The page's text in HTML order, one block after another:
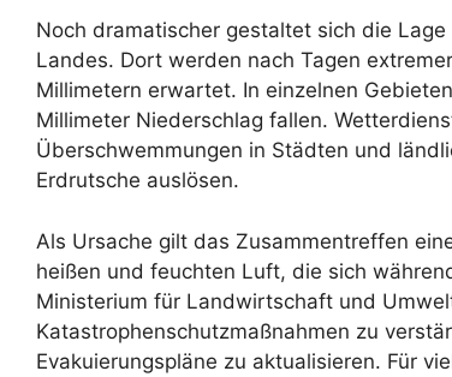
Noch dramatischer gestaltet sich die
Landes. Dort werden nach Tagen
Millimetern erwartet. In einzelnen
Millimeter Niederschlag fallen.
Überschwemmungen in Städten und
Erdrutsche auslösen.
Als Ursache gilt das Zusammentreffen
heißen und feuchten Luft, die sich
Ministerium für Landwirtschaft und
Katastrophenschutzmaßnahmen zu
Evakuierungspläne zu aktualisieren. Für